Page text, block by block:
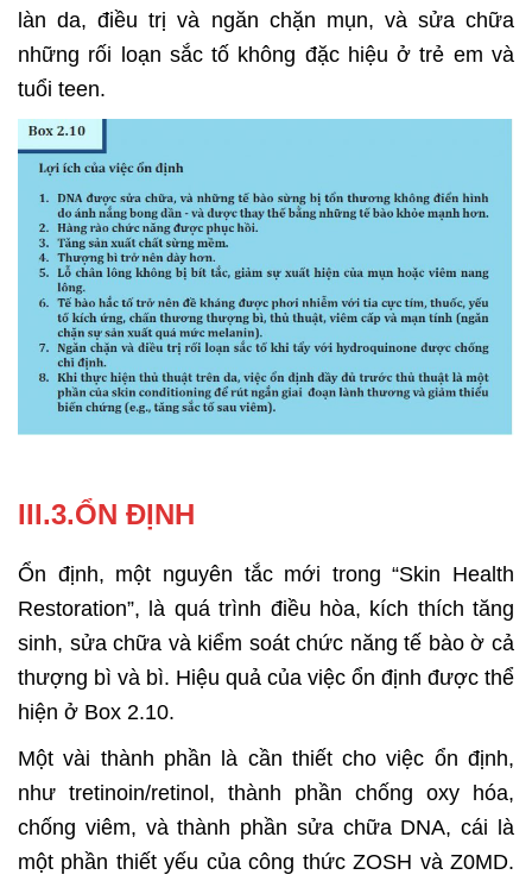
làn da, điều trị và ngăn chặn mụn, và sửa chữa
những rối loạn sắc tố không đặc hiệu ở trẻ em và
tuổi teen.
III.3.ỔN ĐỊNH
Ổn định, một nguyên tắc mới trong “Skin Health
Restoration”, là quá trình điều hòa, kích thích tăng
sinh, sửa chữa và kiểm soát chức năng tế bào ờ cả
thượng bì và bì. Hiệu quả của việc ổn định được thể
hiện ở Box 2.10.
Một vài thành phần là cần thiết cho việc ổn định,
như tretinoin/retinol, thành phần chống oxy hóa,
chống viêm, và thành phần sửa chữa DNA, cái là
một phần thiết yếu của công thức ZOSH và Z0MD.